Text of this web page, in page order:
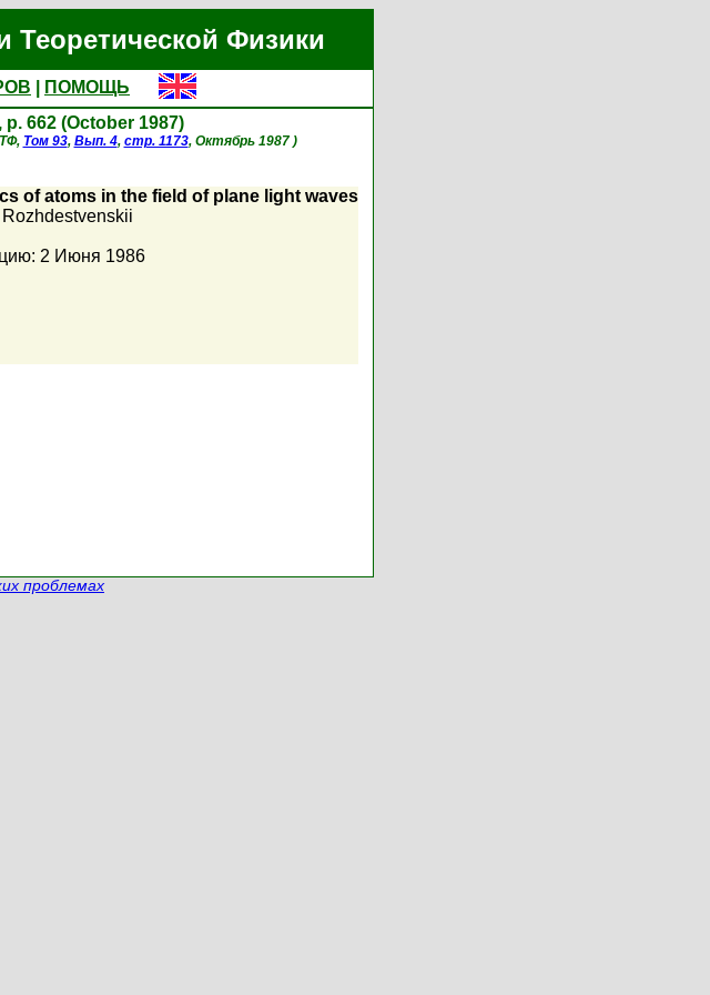
Физики
ПОМОЩЬ
p. 662 (October 1987)
Том 93, Вып. 4, стр. 1173, Октябрь 1987 )
of atoms in the field of plane light waves
Rozhdestvenskii
2 Июня 1986
проблемах